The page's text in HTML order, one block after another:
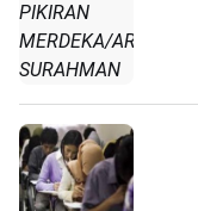
PIKIRAN
MERDEKA/ARIF
SURAHMAN